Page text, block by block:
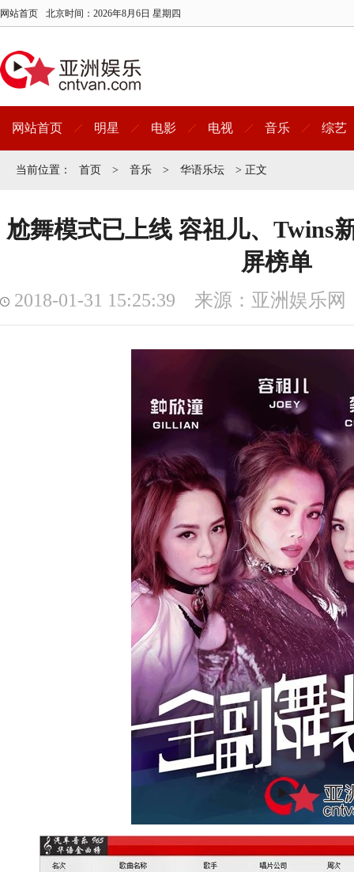
网站首页 北京时间： 2026年8月6日 星期四
网站首页 明星 电影 电视 音乐 综艺
当前位置： 首页 > 音乐 > 华语乐坛 > 正文
尬舞模式已上线 容祖儿、Twins
屏榜单
2018-01-31 15:25:39 来源：亚洲娱乐网